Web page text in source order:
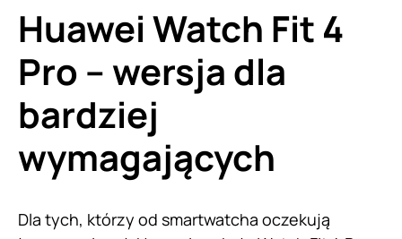
Huawei Watch Fit 4
Pro – wersja dla
bardziej
wymagających
Dla tych, którzy od smartwatcha oczekują